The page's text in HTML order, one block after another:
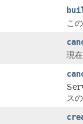
こ
現
ス